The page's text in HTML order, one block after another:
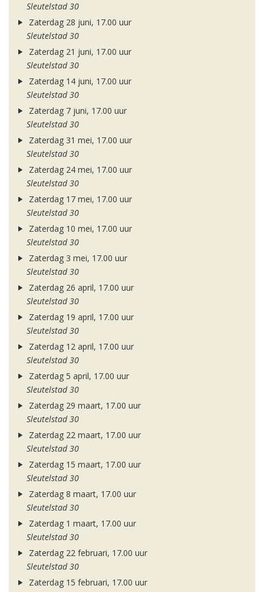
Sleutelstad 30
Zaterdag 28 juni, 17.00 uur
Sleutelstad 30
Zaterdag 21 juni, 17.00 uur
Sleutelstad 30
Zaterdag 14 juni, 17.00 uur
Sleutelstad 30
Zaterdag 7 juni, 17.00 uur
Sleutelstad 30
Zaterdag 31 mei, 17.00 uur
Sleutelstad 30
Zaterdag 24 mei, 17.00 uur
Sleutelstad 30
Zaterdag 17 mei, 17.00 uur
Sleutelstad 30
Zaterdag 10 mei, 17.00 uur
Sleutelstad 30
Zaterdag 3 mei, 17.00 uur
Sleutelstad 30
Zaterdag 26 april, 17.00 uur
Sleutelstad 30
Zaterdag 19 april, 17.00 uur
Sleutelstad 30
Zaterdag 12 april, 17.00 uur
Sleutelstad 30
Zaterdag 5 april, 17.00 uur
Sleutelstad 30
Zaterdag 29 maart, 17.00 uur
Sleutelstad 30
Zaterdag 22 maart, 17.00 uur
Sleutelstad 30
Zaterdag 15 maart, 17.00 uur
Sleutelstad 30
Zaterdag 8 maart, 17.00 uur
Sleutelstad 30
Zaterdag 1 maart, 17.00 uur
Sleutelstad 30
Zaterdag 22 februari, 17.00 uur
Sleutelstad 30
Zaterdag 15 februari, 17.00 uur